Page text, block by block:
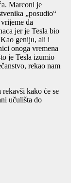
Marconi je
„posudio“
da
jer je Tesla bio
geniju, ali i
onoga vremena
je Tesla izumio
rekao nam
kako će se
učulišta do